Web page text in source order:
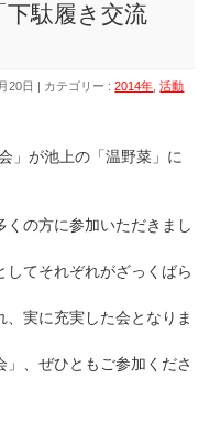
駄履き交流
20日 カテゴリー :2014年 ,活動
」が池上の「温野菜」に
の方に参加いただきまし
してそれぞれがざっくばら
実に充実した会となりま
」、ぜひともご参加くださ